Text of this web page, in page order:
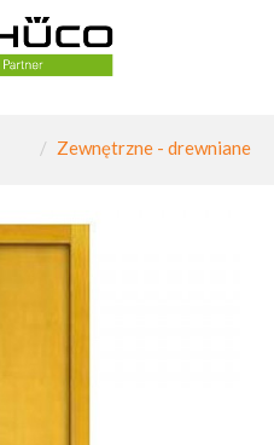
Zewnętrzne - drewniane